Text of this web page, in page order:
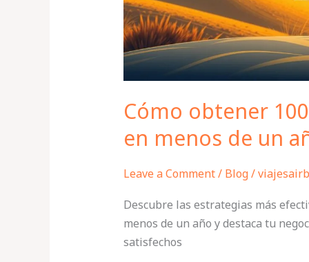
Cómo obtener
en menos de un
Leave a Comment/ Blog/
Descubre las estrategias más
menos de un año y destaca tu
satisfechos
de
un
año